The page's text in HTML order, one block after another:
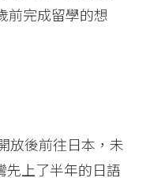
前完成留學的想
放後前往日本，未
先上了半年的日語